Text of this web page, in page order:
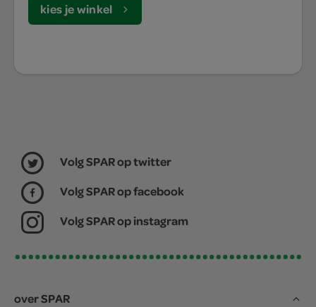
kies je winkel
Volg SPAR op twitter
Volg SPAR op facebook
Volg SPAR op instagram
over SPAR